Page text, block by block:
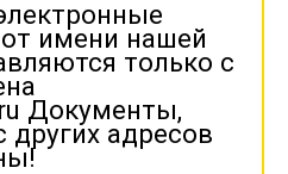
имени нашей
только с
Документы,
адресов